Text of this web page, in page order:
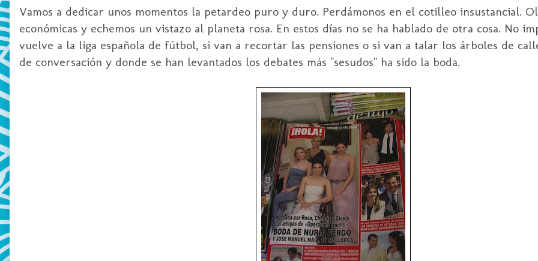
Vamos a dedicar unos momentos la petardeo puro y duro. Perdámonos en el cotilleo insustancial.
económicas y echemos un vistazo al planeta rosa. En estos días no se ha hablado de otra cosa. No
vuelve a la liga española de fútbol, si van a recortar las pensiones o si van a talar los árboles de
de conversación y donde se han levantados los debates más "sesudos" ha sido la boda.